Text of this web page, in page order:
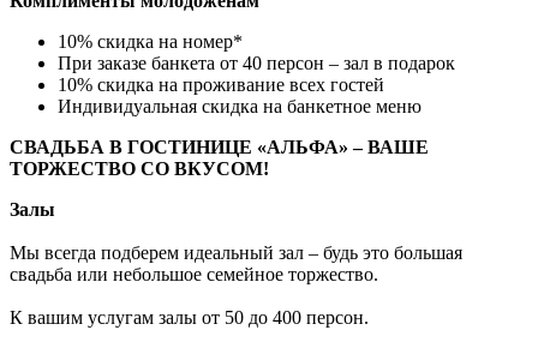
10% скидка на номер*
При заказе банкета от 40 персон – зал в подарок
10% скидка на проживание всех гостей
Индивидуальная скидка на банкетное меню
СВАДЬБА В ГОСТИНИЦЕ «АЛЬФА» – ВАШЕ
ТОРЖЕСТВО СО ВКУСОМ!
Залы
Мы всегда подберем идеальный зал – будь это большая
свадьба или небольшое семейное торжество.
К вашим услугам залы от 50 до 400 персон.